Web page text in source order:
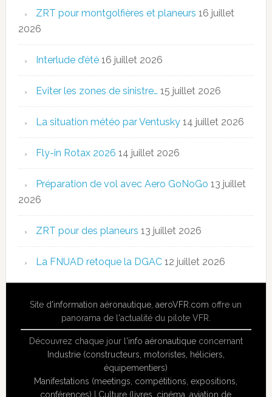
ZRT pour montgolfières et planeurs 16 juillet
2026
Interlude d’été 16 juillet 2026
Eviter les zones de sinistre… 15 juillet 2026
La situation météo par Ventusky 14 juillet 2026
Fly-in Rotax 2026 14 juillet 2026
Préparation de vol avec Aero GoNoGo 13 juillet
2026
ZRT pour des planeurs 13 juillet 2026
La FNUAD retoque la DGAC 12 juillet 2026
Site d'information aéronautique,aeroVFR.com offre un
panorama de l'actualité du pilote VFR.
Découvrez chaque jour l'info aéronautiqueconcernant
Industrie (constructeurs, motoristes, héliciers,
équipementiers)
Manifestations (meetings, compétitions, expositions,
conférences)
Culture (livres, cinéma, aviation de